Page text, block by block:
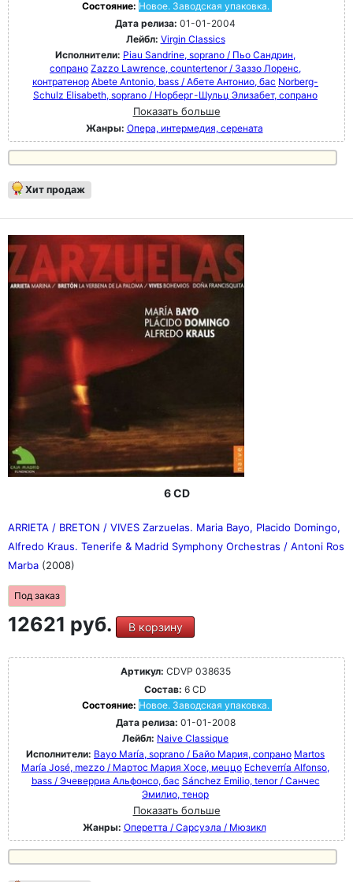
Состояние: Новое. Заводская упаковка.
Дата релиза: 01-01-2004
Лейбл: Virgin Classics
Исполнители: Piau Sandrine, soprano / Пьо Сандрин,
сопрано Zazzo Lawrence, countertenor / Заззо Лоренс,
контратенор Abete Antonio, bass / Абете Антонио, бас Norberg-
Schulz Elisabeth, soprano / Норберг-Шульц Элизабет, сопрано
Показать больше
Жанры: Опера, интермедия, серената
Хит продаж
6 CD
ARRIETA / BRETON / VIVES Zarzuelas. Maria Bayo, Placido Domingo,
Alfredo Kraus. Tenerife & Madrid Symphony Orchestras / Antoni Ros
Marba (2008)
Под заказ
12621 руб. В корзину
Артикул: CDVP 038635
Состав: 6 CD
Состояние: Новое. Заводская упаковка.
Дата релиза: 01-01-2008
Лейбл: Naive Classique
Исполнители: Bayo María, soprano / Байо Мария, сопрано Martos
María José, mezzo / Мартос Мария Хосе, меццо Echeverría Alfonso,
bass / Эчеверриа Альфонсо, бас Sánchez Emilio, tenor / Санчес
Эмилио, тенор
Показать больше
Жанры: Оперетта / Сарсуэла / Мюзикл